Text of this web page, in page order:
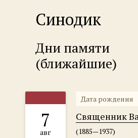
Синодик
Дни памяти
(ближайшие)
7
авг
Дата рождения
Священник
(1885—1937)